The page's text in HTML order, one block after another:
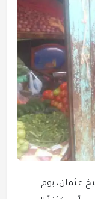
عثمان، يوم